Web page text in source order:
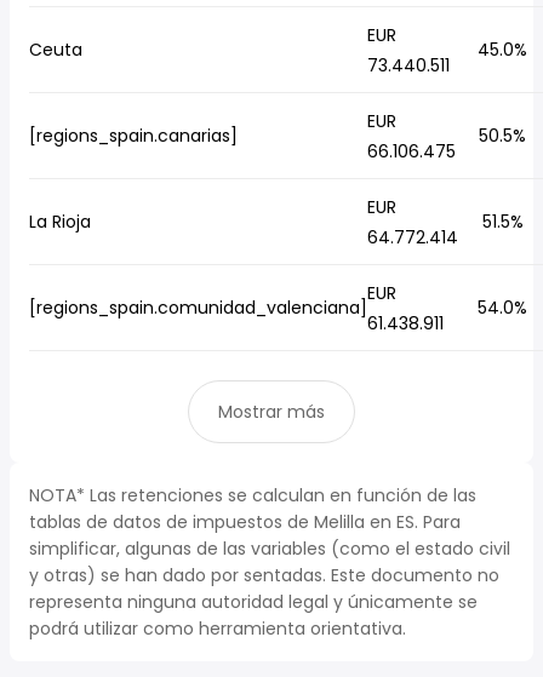
Ceuta
EUR
73.440.511
45.0%
[regions_spain.canarias]
EUR
66.106.475
50.5%
La Rioja
EUR
64.772.414
51.5%
[regions_spain.comunidad_valenciana]
EUR
61.438.911
54.0%
Mostrar más
NOTA* Las retenciones se calculan en función de las
tablas de datos de impuestos de Melilla en ES. Para
simplificar, algunas de las variables (como el estado civil
y otras) se han dado por sentadas. Este documento no
representa ninguna autoridad legal y únicamente se
podrá utilizar como herramienta orientativa.